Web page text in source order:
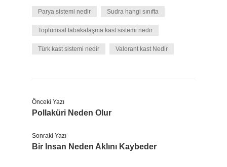
Parya sistemi nedir Sudra hangi sınıfta
Toplumsal tabakalaşma kast sistemi nedir
Türk kast sistemi nedir Valorant kast Nedir
Önceki Yazı
Pollaküri Neden Olur
Sonraki Yazı
Bir Insan Neden Aklını Kaybeder